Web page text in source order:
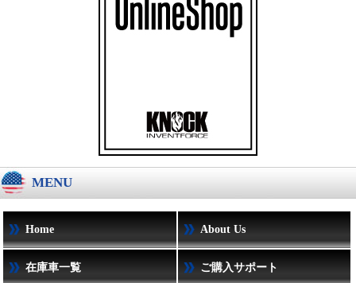
MENU
Home About Us
在庫車一覧 ご購入サポート